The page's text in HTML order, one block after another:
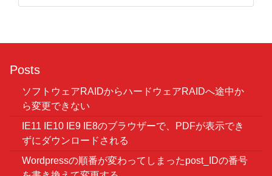
Posts
ソフトウェアRAIDからハードウェアRAIDへ途中か
ら変更できない
IE11 IE10 IE9 IE8のブラウザーで、PDFが表示でき
ずにダウンロードされる
Wordpressの順番が変わってしまったpost_IDの番号